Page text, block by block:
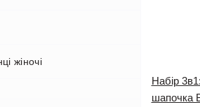
та халати для вагітних та
жіночі
Набір
шапочка